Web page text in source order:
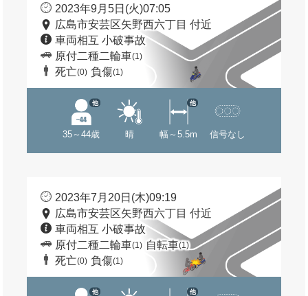
2023年9月5日(火)07:05
広島市安芸区矢野西六丁目 付近
車両相互 小破事故
原付二種二輪車(1)
死亡(0) 負傷(1)
35～44歳
他
晴 幅～5.5m
他
信号なし
2023年7月20日(木)09:19
広島市安芸区矢野西六丁目 付近
車両相互 小破事故
原付二種二輪車(1) 自転車(1)
死亡(0) 負傷(1)
他 他